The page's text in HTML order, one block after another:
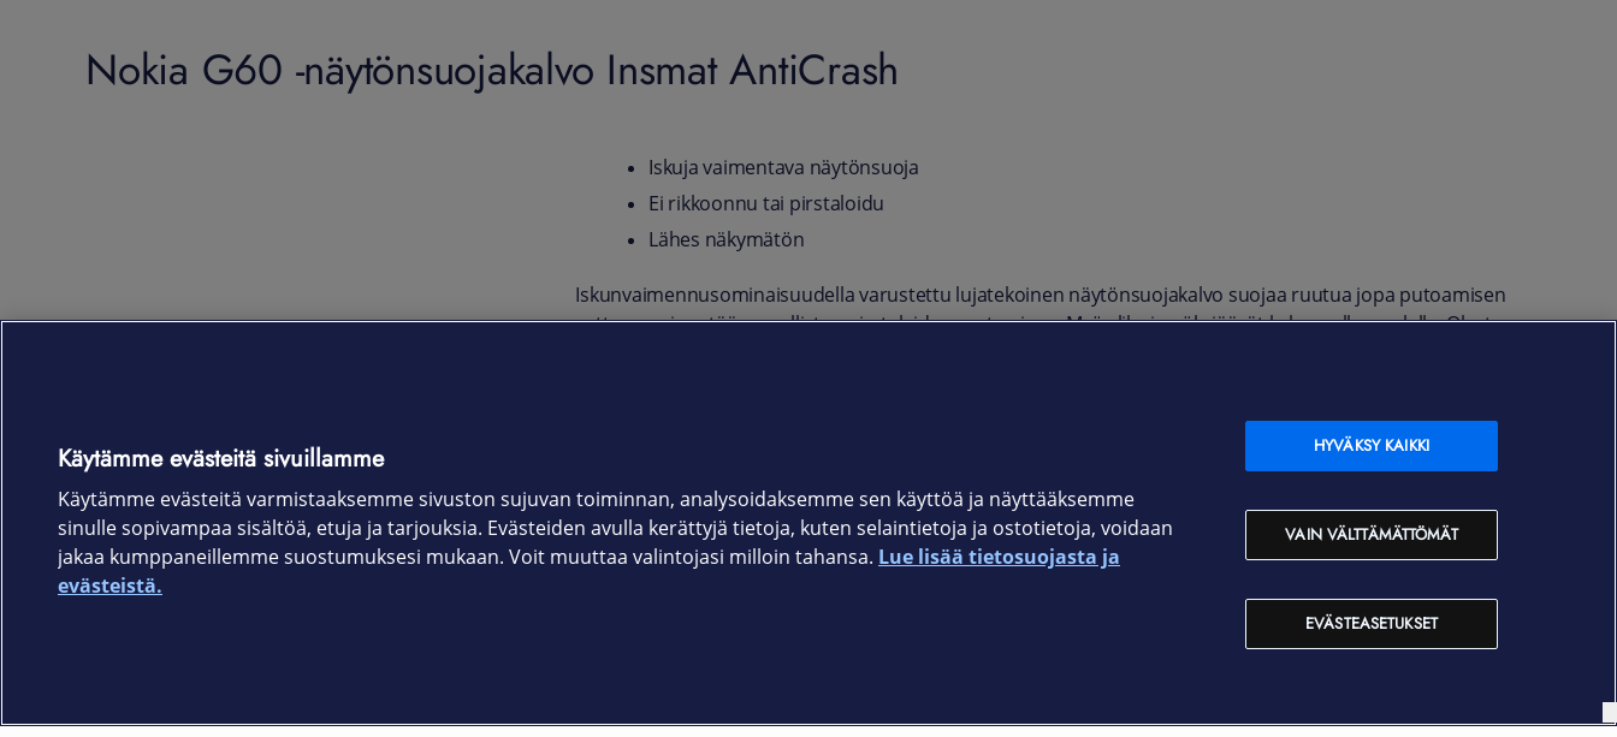
Nokia G60 -näytönsuojakalvo Insmat AntiCrash
Iskuja vaimentava näytönsuoja
Ei rikkoonnu tai pirstaloidu
Lähes näkymätön
Iskunvaimennusominaisuudella varustettu lujatekoinen näytönsuojakalvo suojaa ruutua jopa putoamisen
sattuessa, ja estää vaarallisten pirstaleiden syntymisen. Myös lika ja pöly jäävät kalvon ulkopuolelle. Ohut
Käytämme evästeitä sivuillamme
Käytämme evästeitä varmistaaksemme sivuston sujuvan toiminnan, analysoidaksemme sen käyttöä ja näyttääksemme
sinulle sopivampaa sisältöä, etuja ja tarjouksia. Evästeiden avulla kerättyjä tietoja, kuten selaintietoja ja ostotietoja, voidaan
jakaa kumppaneillemme suostumuksesi mukaan. Voit muuttaa valintojasi milloin tahansa. Lue lisää tietosuojasta ja
evästeistä.
EVÄSTEASETUKSET
VAIN VÄLTTÄMÄTTÖMÄT
HYVÄKSY KAIKKI